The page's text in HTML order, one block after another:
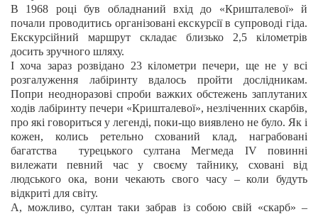
В 1968 році був обладнаний вхід до «Кришталевої» й
почали проводитись організовані екскурсії в супроводі гіда.
Екскурсійний маршрут складає близько 2,5 кілометрів
досить зручного шляху.
І хоча зараз розвідано 23 кілометри печери, ще не у всі
розгалуження лабіринту вдалось пройти дослідникам.
Попри неодноразові спроби важких обстежень заплутаних
ходів лабіринту печери «Кришталевої», незліченних скарбів,
про які говориться у легенді, поки-що виявлено не було. Як і
кожен, колись ретельно схований клад, награбовані
багатства турецького султана Мегмеда ІV повинні
вилежати певний час у своєму тайнику, сховані від
людського ока, вони чекають свого часу –коли будуть
відкриті для світу.
А, можливо, султан таки забрав із собою свій «скарб» –